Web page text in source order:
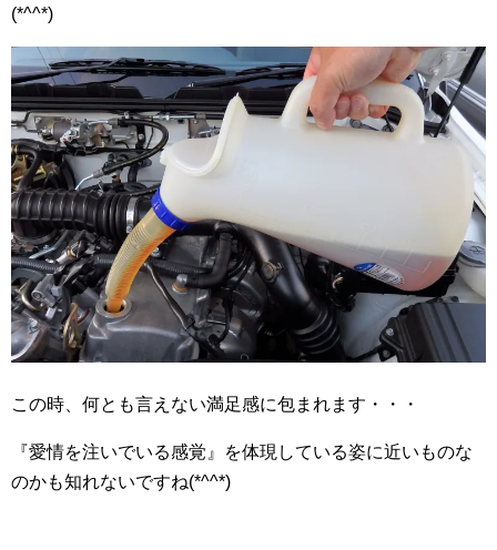
(*^^*)
この時、何とも言えない満足感に包まれます・・・
『愛情を注いでいる感覚』を体現している姿に近いものな
のかも知れないですね(*^^*)